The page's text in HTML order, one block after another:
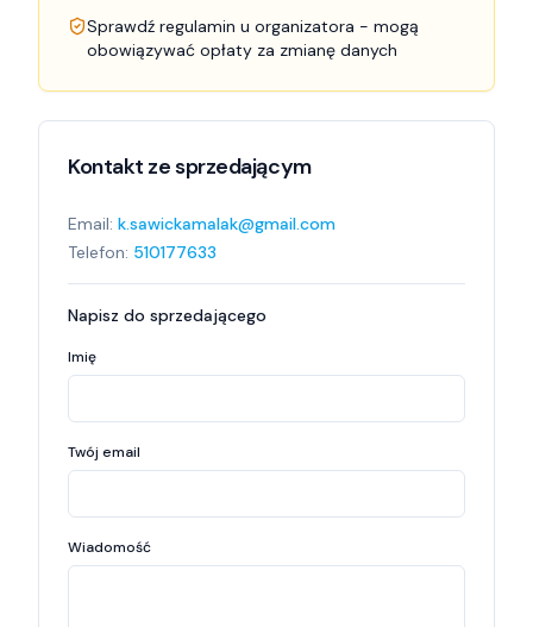
Sprawdź regulamin u organizatora - mogą
obowiązywać opłaty za zmianę danych
Kontakt ze sprzedającym
Email: k.sawickamalak@gmail.com
Telefon: 510177633
Napisz do sprzedającego
Imię
Twój email
Wiadomość